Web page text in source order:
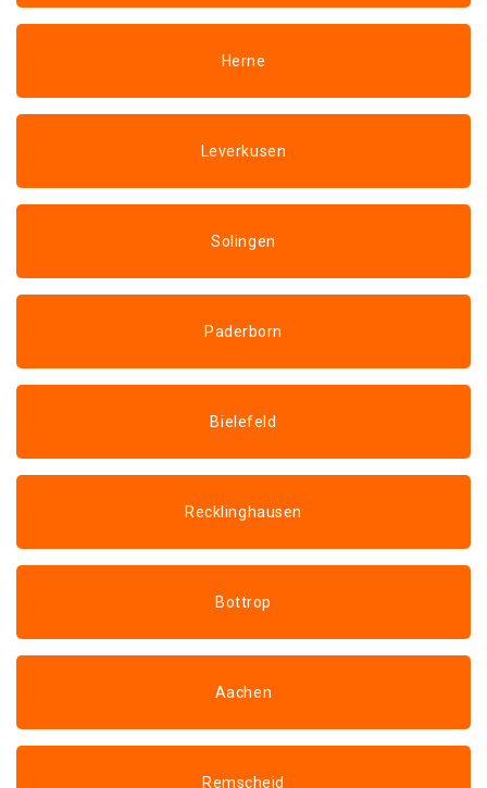
Herne
Leverkusen
Solingen
Paderborn
Bielefeld
Recklinghausen
Bottrop
Aachen
Remscheid